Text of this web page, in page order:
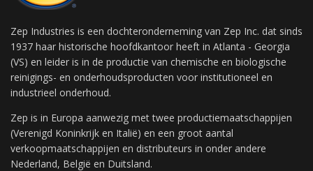
Zep Industries is een dochteronderneming van Zep Inc. dat sinds
1937 haar historische hoofdkantoor heeft in Atlanta - Georgia
(VS) en leider is in de productie van chemische en biologische
reinigings- en onderhoudsproducten voor institutioneel en
industrieel onderhoud.
Zep is in Europa aanwezig met twee productiemaatschappijen
(Verenigd Koninkrijk en Italië) en een groot aantal
verkoopmaatschappijen en distributeurs in onder andere
Nederland, België en Duitsland.